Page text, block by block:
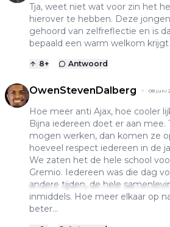
Tja, weet niet wat voor zin het
hierover te hebben. Deze
gehoord van zelfreflectie en is
bepaald een warm welkom krijgt
8+ Antwoord
OwenStevenDalberg 08 juni
Hoe meer anti Ajax, hoe cooler
Bijna iedereen doet er aan mee.
mogen werken, dan komen ze
hoeveel respect iedereen in de
We zaten het de hele school
Gremio. Iedereen was die dag
andere tijden, de hele
inmiddels. Hoe meer elkaar op
beter...